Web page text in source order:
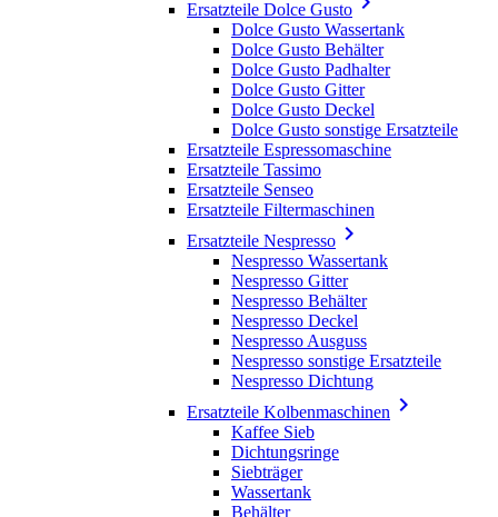
Ersatzteile Dolce Gusto
Dolce Gusto Wassertank
Dolce Gusto Behälter
Dolce Gusto Padhalter
Dolce Gusto Gitter
Dolce Gusto Deckel
Dolce Gusto sonstige Ersatzteile
Ersatzteile Espressomaschine
Ersatzteile Tassimo
Ersatzteile Senseo
Ersatzteile Filtermaschinen
Ersatzteile Nespresso 
Nespresso Wassertank
Nespresso Gitter
Nespresso Behälter
Nespresso Deckel
Nespresso Ausguss
Nespresso sonstige Ersatzteile
Nespresso Dichtung
Ersatzteile Kolbenmaschinen 
Kaffee Sieb
Dichtungsringe
Siebträger
Wassertank
Behälter